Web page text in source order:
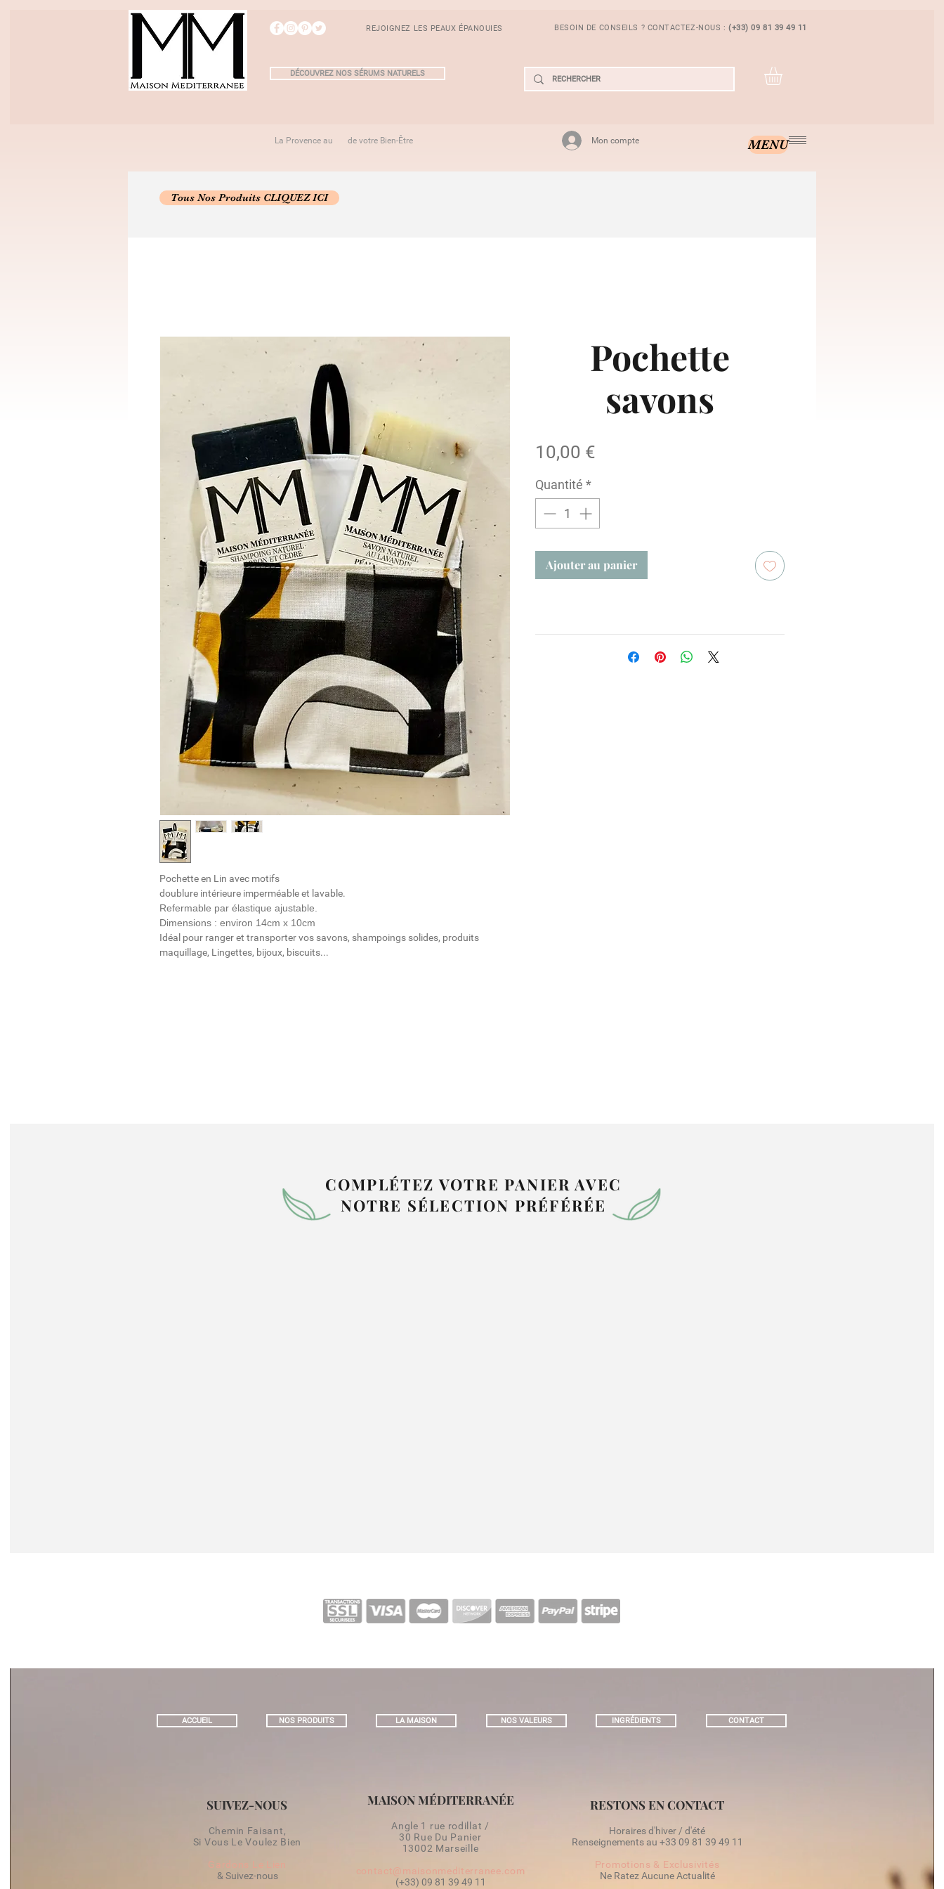
REJOIGNEZ LES PEAUX ÉPANOUIES
DÉCOUVREZ NOS SÉRUMS NATURELS
BESOIN DE CONSEILS ? CONTACTEZ-NOUS : (+33) 09 81 39 49 11
La Provence au de votre Bien-Être Mon compte MENU
Tous Nos Produits CLIQUEZ ICI
Pochette en Lin avec motifs
doublure intérieure imperméable et lavable.
Refermable par élastique ajustable.
Dimensions : environ 14cm x 10cm
Idéal pour ranger et transporter vos savons, shampoings solides, produits
maquillage, Lingettes, bijoux, biscuits...
Pochette
savons
10,00 €
Quantité *
Ajouter au panier
COMPLÉTEZ VOTRE PANIER AVEC
NOTRE SÉLECTION PRÉFÉRÉE
ACCUEIL NOS PRODUITS LA MAISON NOS VALEURS INGRÉDIENTS CONTACT
SUIVEZ-NOUS
Chemin Faisant,
Si Vous Le Voulez Bien
Gardons Le Lien
& Suivez-nous
MAISON MÉDITERRANÉE
Angle 1 rue rodillat /
30 Rue Du Panier
13002 Marseille
contact@maisonmediterranee.com
(+33) 09 81 39 49 11
RESTONS EN CONTACT
Horaires d'hiver / d'été
Renseignements au +33 09 81 39 49 11​
Promotions & Exclusivités
Ne Ratez Aucune Actualité